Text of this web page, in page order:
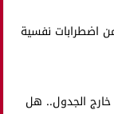
اضطرابات نفسية
الجدول.. هل